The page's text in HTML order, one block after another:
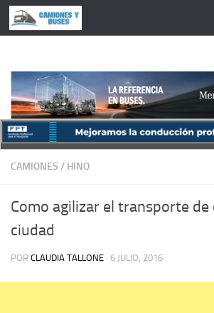
Saltar al contenido
CAMIONES / HINO
Como agilizar el transporte de
ciudad
POR CLAUDIA TALLONE · 6 JULIO, 2016